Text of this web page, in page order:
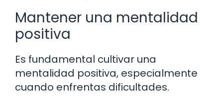
Mantener una mentalidad
positiva
Es fundamental cultivar una
mentalidad positiva, especialmente
cuando enfrentas dificultades.